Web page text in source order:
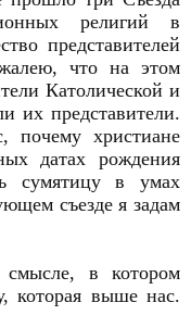
религий в
представителей
что на этом
Католической и
их представители.
почему христиане
датах рождения
сумятицу в умах
съезде я задам
в котором
которая выше нас.